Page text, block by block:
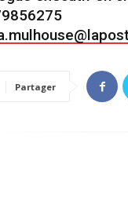
Partager